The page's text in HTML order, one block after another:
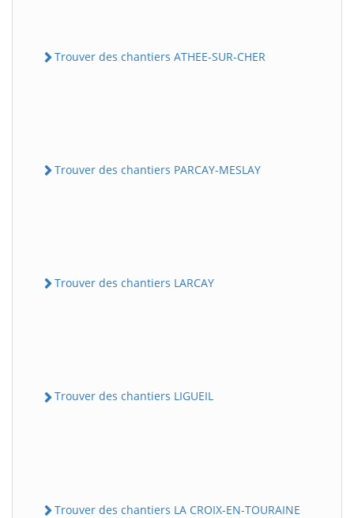
Trouver des chantiers ATHEE-SUR-CHER
Trouver des chantiers PARCAY-MESLAY
Trouver des chantiers LARCAY
Trouver des chantiers LIGUEIL
Trouver des chantiers LA CROIX-EN-TOURAINE